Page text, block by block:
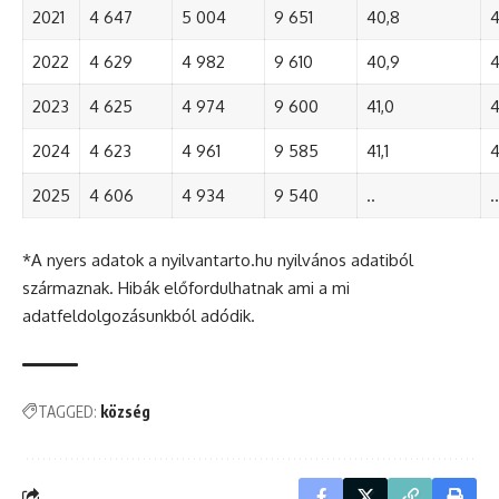
2021 4 647 5 004 9 651 40,8
2022 4 629 4 982 9 610 40,9
2023 4 625 4 974 9 600 41,0
2024 4 623 4 961 9 585 41,1
2025 4 606 4 934 9 540 .. ..
*A nyers adatok a nyilvantarto.hu nyilvános adatiból
származnak. Hibák előfordulhatnak ami a mi
adatfeldolgozásunkból adódik.
TAGGED: község